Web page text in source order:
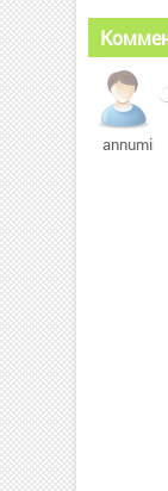
annumiro